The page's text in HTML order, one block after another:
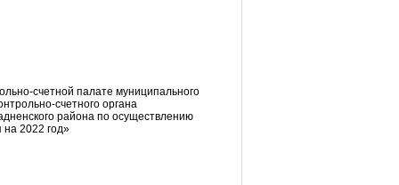
счетной палате муниципального
счетного органа
района по осуществлению
на 2022 год»